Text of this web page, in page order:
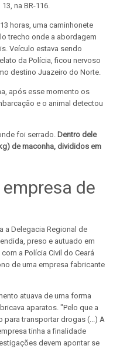
na BR-116.
horas, uma caminhonete
trecho onde a abordagem
Veículo estava sendo
da Polícia, ficou nervoso
destino Juazeiro do Norte.
após esse momento os
e o animal detectou
foi serrado. Dentro dele
de maconha, divididos em
de
a Delegacia Regional de
preso e autuado em
a Polícia Civil do Ceará
de uma empresa fabricante
atuava de uma forma
aparatos. "Pelo que a
para transportar drogas (...) A
tinha a finalidade
devem apontar se